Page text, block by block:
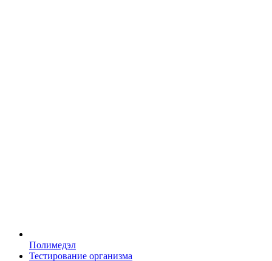
Полимедэл
Тестирование организма